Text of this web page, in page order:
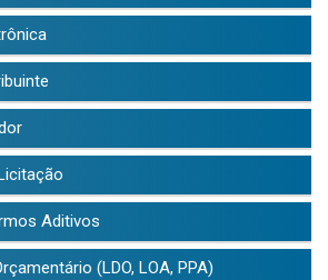
Aditivos
(LDO, LOA, PPA)